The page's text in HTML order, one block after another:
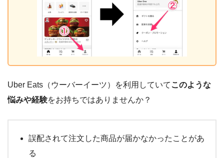
Uber Eats（ウーバーイーツ）を利用していて このような
悩みや経験をお持ちではありませんか？
誤配されて注文した商品が届かなかったことがあ
る